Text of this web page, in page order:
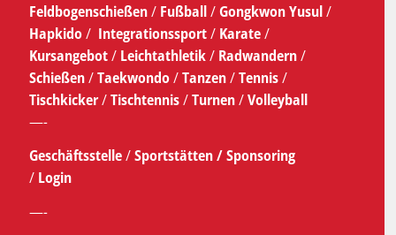
Feldbogenschießen/ Fußball/Gongkwon Yusul/
Hapkido/ Integrationssport/ Karate/
Kursangebot/Leichtathletik/ Radwandern/
Schießen/Taekwondo/Tanzen/Tennis/
Tischkicker/Tischtennis/Turnen/Volleyball
—-
Geschäftsstelle/Sportstätten /Sponsoring
/ Login
—-